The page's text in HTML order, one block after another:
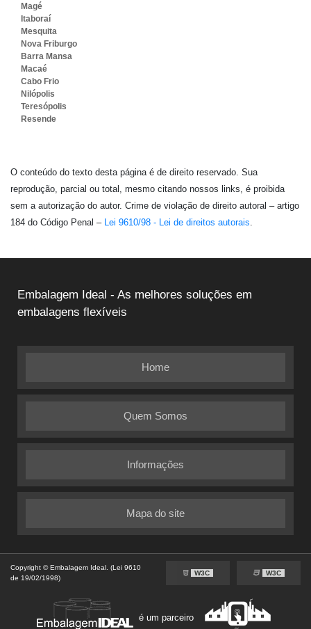
Magé
Itaboraí
Mesquita
Nova Friburgo
Barra Mansa
Macaé
Cabo Frio
Nilópolis
Teresópolis
Resende
O conteúdo do texto desta página é de direito reservado. Sua
reprodução, parcial ou total, mesmo citando nossos links, é proibida
sem a autorização do autor. Crime de violação de direito autoral – artigo
184 do Código Penal –
Lei 9610/98 - Lei de direitos autorais
Embalagem Ideal - As melhores soluções em
embalagens flexíveis
Home
Quem Somos
Informações
Mapa do site
Copyright © Embalagem Ideal. (Lei 9610
de 19/02/1998)
W3C W3C
é um parceiro